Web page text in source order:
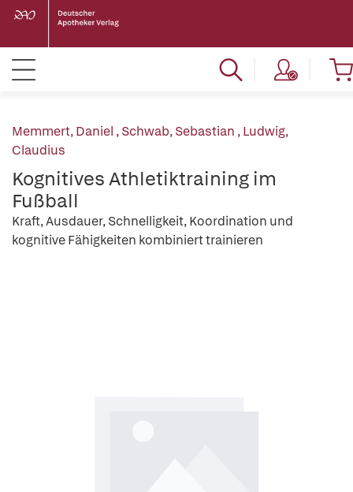
Memmert, Daniel ,Schwab, Sebastian ,Ludwig,
Claudius
Kognitives Athletiktraining im
Fußball
Kraft, Ausdauer, Schnelligkeit, Koordination und
kognitive Fähigkeiten kombiniert trainieren